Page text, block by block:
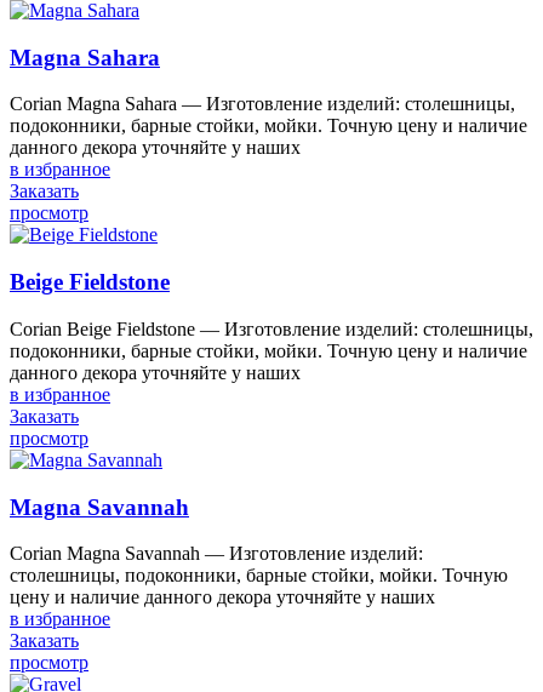
Magna Sahara
Corian Magna Sahara — Изготовление изделий: столешницы,
подоконники, барные стойки, мойки. Точную цену и наличие
данного декора уточняйте у наших
в избранное
Заказать
просмотр
Beige Fieldstone
Corian Beige Fieldstone — Изготовление изделий: столешницы,
подоконники, барные стойки, мойки. Точную цену и наличие
данного декора уточняйте у наших
в избранное
Заказать
просмотр
Magna Savannah
Corian Magna Savannah — Изготовление изделий:
столешницы, подоконники, барные стойки, мойки. Точную
цену и наличие данного декора уточняйте у наших
в избранное
Заказать
просмотр